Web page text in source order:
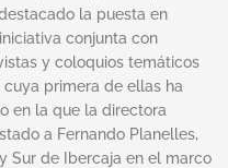
la puesta en
conjunta con
y coloquios temáticos
primera de ellas ha
en la que la directora
a Fernando Planelles,
Sur de Ibercaja en el marco